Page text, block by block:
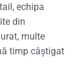
echipa
din
multe
timp câștigat